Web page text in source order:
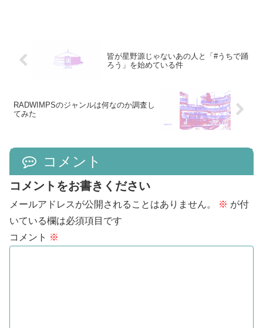
皆が星野源じゃないあの人と「#うちで踊
ろう」を始めている件
RADWIMPSのジャンルは何なのか調査し
てみた
コメント
コメントをお書きください
メールアドレスが公開されることはありません。 ※ が付
いている欄は必須項目です
コメント ※